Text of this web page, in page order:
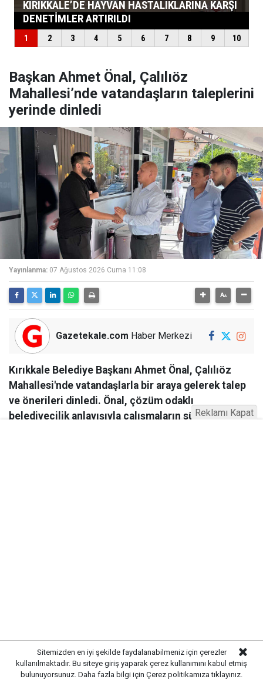
Başkan Ahmet Önal, Çalılıöz
Mahallesi’nde vatandaşların taleplerini
yerinde dinledi
Yayınlanma: 07 Ağustos 2026 Cuma 11:08
Gazetekale.com Haber Merkezi
Kırıkkale Belediye Başkanı Ahmet Önal, Çalılıöz
Mahallesi'nde vatandaşlarla bir araya gelerek talep
ve önerileri dinledi. Önal, çözüm odaklı
belediyecilik anlayışıyla çalışmaların süreceğini
Sitemizden en iyi şekilde faydalanabilmeniz için çerezler
kullanılmaktadır. Bu siteye giriş yaparak çerez kullanımını kabul etmiş
bulunuyorsunuz. Daha fazla bilgi için Çerez politikamıza tıklayınız.
Reklamı Kapat